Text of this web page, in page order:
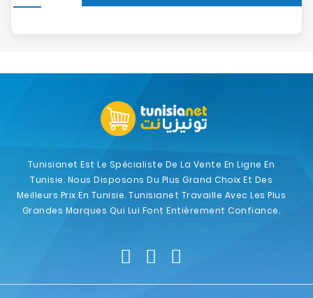
Tunisianet Est Le Spécialiste De La Vente En Ligne En
Tunisie. Nous Disposons Du Plus Grand Choix Et Des
Meilleurs Prix En Tunisie. Tunisianet Travaille Avec Les Plus
Grandes Marques Qui Lui Font Entièrement Confiance.